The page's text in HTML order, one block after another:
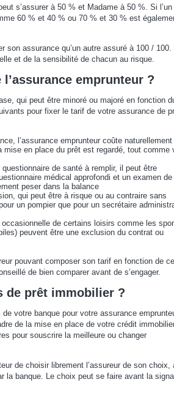
s’assurer à 50 % et Madame à 50 %. Si l’un
60 % et 40 % ou 70 % et 30 % est
son assurance qu’un autre assuré à 100 / 100.
et de la sensibilité de chacun au risque.
emprunteur ?
qui peut être minoré ou majoré en fonction
pour fixer le tarif de votre assurance de
l’assurance emprunteur coûte naturellement
en place du prêt est regardé, tout comme
de santé à remplir, il peut être
médical approfondi et un examen de
peser dans la balance
qui peut être à risque ou au contraire sans
un pompier que pour un secrétaire
de certains loisirs comme les
peuvent être une exclusion du contrat ou
pouvant composer son tarif en fonction de ce
de bien comparer avant de s’engager.
de prêt immobilier ?
votre banque pour votre assurance
de la mise en place de votre crédit
pour souscrire la meilleure ou changer
de choisir librement l’assureur de son choix,
la banque. Le choix peut se faire avant la